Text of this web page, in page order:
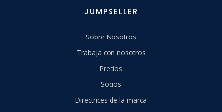
JUMPSELLER
Sobre Nosotros
Trabaja con nosotros
Precios
Socios
Directrices de la marca